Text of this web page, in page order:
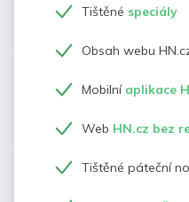
Tištěné speciály
Obsah webu
Mobilní aplikace
Web HN.cz bez
Tištěné páteční